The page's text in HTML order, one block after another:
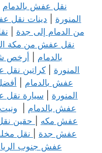
نقل عفش بالدمام
المنورة
دينات نقل
من الدمام إلى جدة
نقل عفش من مكة
بالدمام
أرخص
المنورة
كراتين
عفش بالدمام
المنورة
سيارة
عفش بالدمام
عفش مكه
حقين
عفش جدة
نقل
عفش جنوب